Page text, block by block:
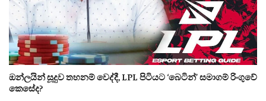
ඔන්ලයින් සූදුව තහනම් වෙද්දී, LPL පිටියට ‘බෙටින්’ සමාගම් රිංගුවේ
කෙසේද?